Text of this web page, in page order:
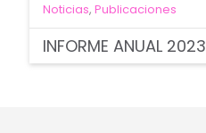
Noticias, Publicaciones
INFORME ANUAL 2023